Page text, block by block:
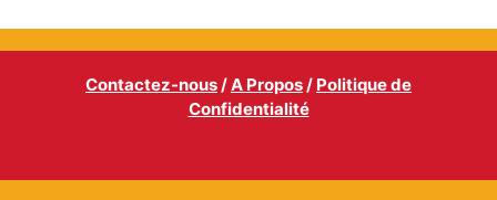
Contactez-nous/A Propos/ Politique de
Confidentialité